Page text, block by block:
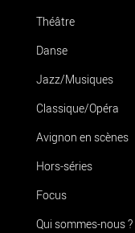
Théâtre
Danse
Jazz/Musiques
Classique/Opéra
Avignon en scènes
Hors-séries
Focus
Qui sommes-nous ?